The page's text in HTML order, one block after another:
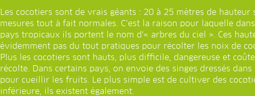
Les cocotiers sont de vrais géants : 20 à 25 mètres de hauteur
mesures tout à fait normales. C’est la raison pour laquelle
pays tropicaux ils portent le nom d’« arbres du ciel ». Ces
évidemment pas du tout pratiques pour récolter les noix de
Plus les cocotiers sont hauts, plus difficile, dangereuse et
récolte. Dans certains pays, on envoie des singes dressés dans
pour cueillir les fruits. Le plus simple est de cultiver des
inférieure, ils existent également.